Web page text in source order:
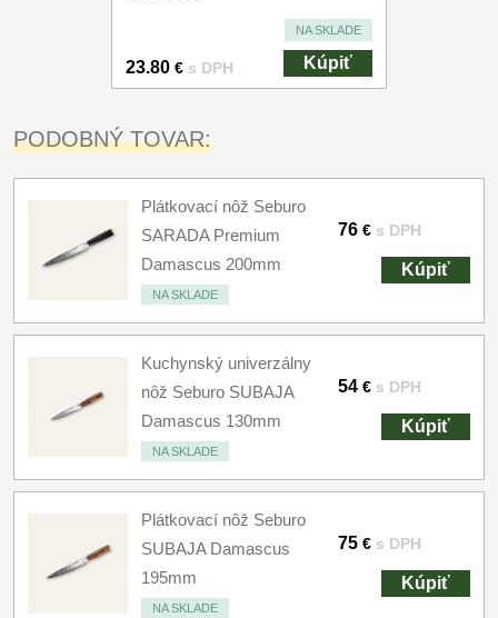
NA SKLADE
23.80 € s DPH Kúpiť
PODOBNÝ TOVAR:
Plátkovací nôž Seburo
SARADA Premium
Damascus 200mm
NA SKLADE
76 € s DPH
Kúpiť
Kuchynský univerzálny
nôž Seburo SUBAJA
Damascus 130mm
NA SKLADE
54 € s DPH
Kúpiť
Plátkovací nôž Seburo
SUBAJA Damascus
195mm
NA SKLADE
75 € s DPH
Kúpiť